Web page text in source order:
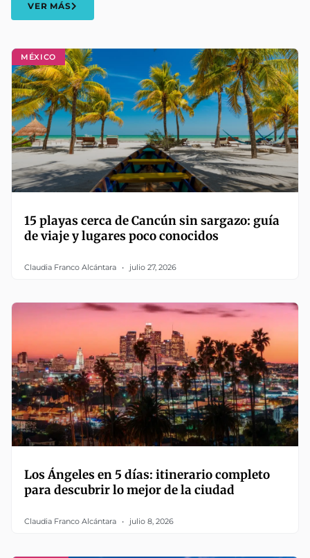
MÉXICO
15 playas cerca de Cancún sin sargazo: guía
de viaje y lugares poco conocidos
Claudia Franco Alcántara julio 27, 2026
Los Ángeles en 5 días: itinerario completo
para descubrir lo mejor de la ciudad
Claudia Franco Alcántara julio 8, 2026
VER MÁS